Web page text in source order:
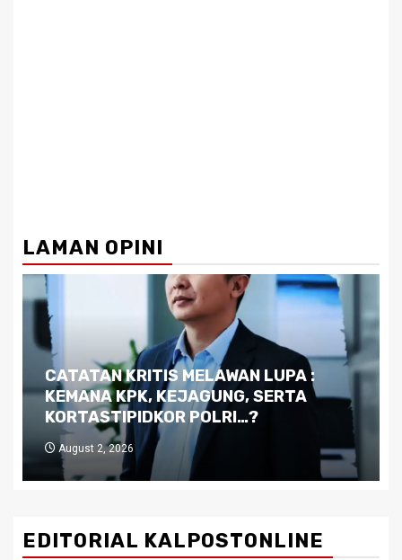
LAMAN OPINI
Dilema Kaltim di Tengah Krisis:
Kutukan Sumber Daya Alam dan
Pemimpin yang Tak Kreatif
July 29, 2026
EDITORIAL KALPOSTONLINE